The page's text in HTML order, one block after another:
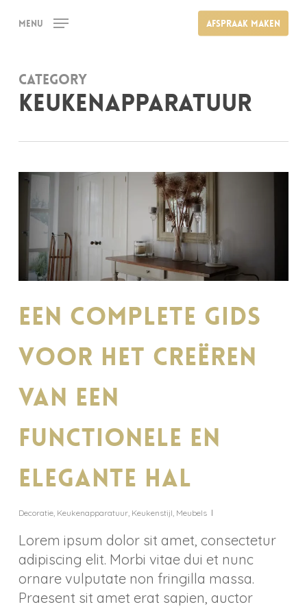
Afspraak maken
Menu
Category
Keukenapparatuur
Een complete gids
voor het creëren
van een
functionele en
elegante hal
Decoratie, Keukenapparatuur, Keukenstijl Meubels
Lorem ipsum dolor sit amet, consectetur
adipiscing elit. Morbi vitae dui et nunc
ornare vulputate non fringilla massa.
Praesent sit amet erat sapien, auctor